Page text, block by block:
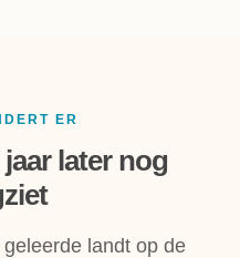
ER
later nog
landt op de